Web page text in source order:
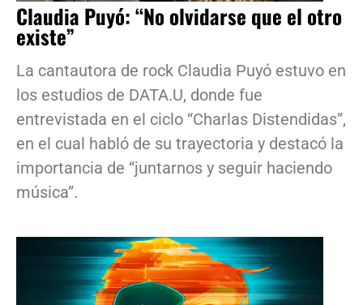
Claudia Puyó: “No olvidarse que el otro
existe”
La cantautora de rock Claudia Puyó estuvo en
los estudios de DATA.U, donde fue
entrevistada en el ciclo “Charlas Distendidas”,
en el cual habló de su trayectoria y destacó la
importancia de “juntarnos y seguir haciendo
música”.